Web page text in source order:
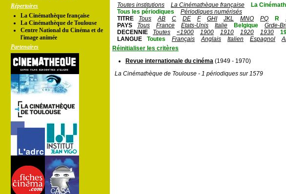
Répertoires
La Cinémathèque française
La Cinémathèque de Toulouse
Centre National du Cinéma et de
l'image animée
Partenaires
Toutes institutions
La Cinémathèque française La
Tous les périodiques
Périodiques numérisés
TITRE
Tous AB C DE F GHI JKL MNO PQ R
PAYS
Tous France Etats-Unis Italie Belgique Grde-
DECENNIE
Toutes <1900 1900 1910 1920 1930
LANGUE
Toutes Français Anglais Italien Espagnol
Réinitialiser les critères
Revue internationale du cinéma (1949 - 1970)
La Cinémathèque de Toulouse - 1 périodiques sur 1579